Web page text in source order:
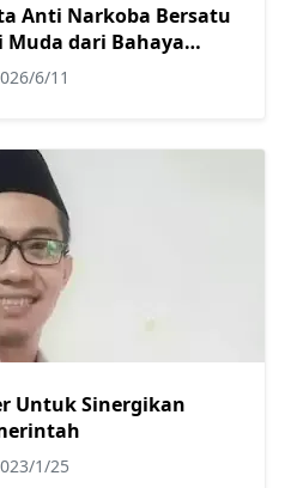
Anti Narkoba Bersatu
Muda dari Bahaya
6/11
Untuk Sinergikan
1/25